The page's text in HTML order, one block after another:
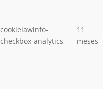
cookielawinfo-
checkbox-analytics
11
meses